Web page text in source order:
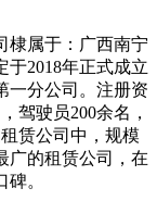
棣属于：广西南宁
于2018年正式成立
一分公司。注册资
驾驶员200余名，
赁公司中，规模
广的租赁公司，在
。